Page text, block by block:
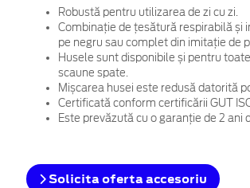
Robustă pentru utilizarea de zi cu zi.
Combinație de țesătură respirabilă și
pe negru sau complet din imitație de
Husele sunt disponibile și pentru
scaune spate.
Mișcarea husei este redusă datorită
Certificată conform certificării GUT
Este prevăzută cu o garanție de 2 ani
Solicita oferta accesoriu